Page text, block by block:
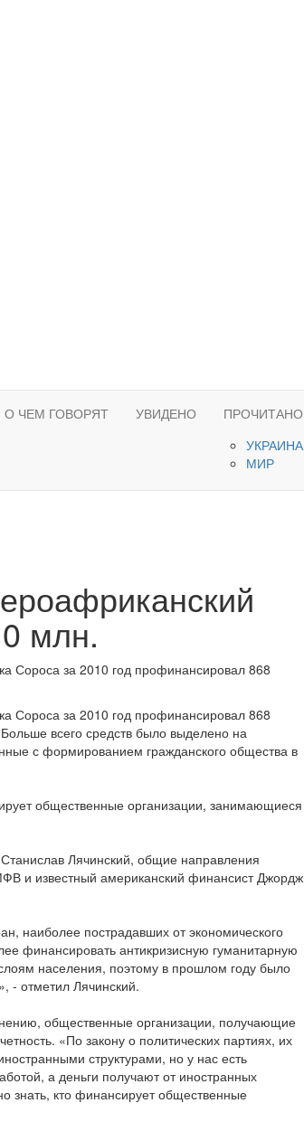
О ЧЕМ ГОВОРЯТ УВИДЕНО
ПРОЧИТАНО
УКРАИНА
МИР
млн.
за 2010 год профинансировал 868
за 2010 год профинансировал 868
всего средств было выделено на
с формированием гражданского общества в
общественные организации, занимающиеся
Лячинский, общие направления
и известный американский финансист Джордж
наиболее пострадавших от экономического
финансировать антикризисную гуманитарную
населения, поэтому в прошлом году было
- отметил Лячинский.
общественные организации, получающие
«По закону о политических партиях, их
структурами, но у нас есть
а деньги получают от иностранных
знать, кто финансирует общественные